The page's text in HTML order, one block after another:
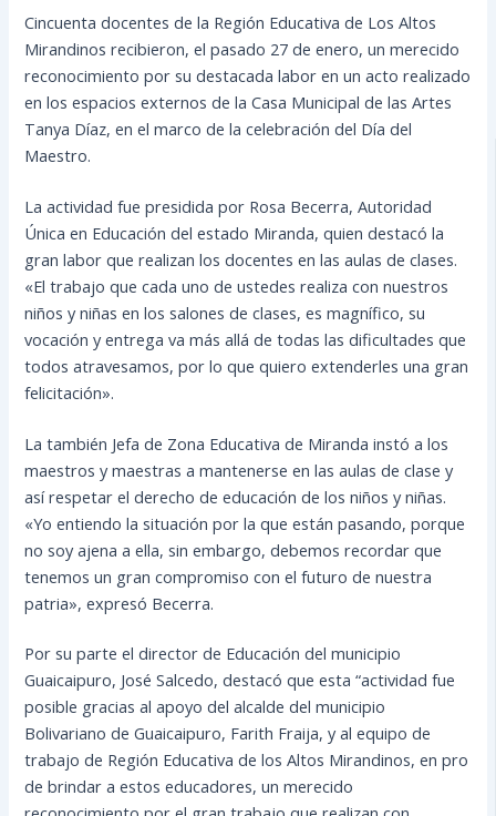
Cincuenta docentes de la Región Educativa de Los Altos
Mirandinos recibieron, el pasado 27 de enero, un merecido
reconocimiento por su destacada labor en un acto realizado
en los espacios externos de la Casa Municipal de las Artes
Tanya Díaz, en el marco de la celebración del Día del
Maestro.
La actividad fue presidida por Rosa Becerra, Autoridad
Única en Educación del estado Miranda, quien destacóla
gran labor que realizan los docentes en las aulas de clases.
«El trabajo que cada uno de ustedes realiza con nuestros
niños y niñas en los salones de clases, es magnífico, su
vocación y entrega va más allá de todas las dificultades que
todos atravesamos, por lo que quiero extenderles una gran
felicitación».
La también Jefa de Zona Educativa de Miranda instó a los
maestros y maestras a mantenerse en las aulas de clase y
así respetar el derecho de educación de los niños y niñas.
«Yo entiendo la situación por la que están pasando, porque
no soy ajena a ella, sin embargo, debemos recordar que
tenemos un gran compromiso con el futuro de nuestra
patria», expresó Becerra.
Por su parte el director de Educación del municipio
Guaicaipuro, José Salcedo, destacó que esta “actividad fue
posible gracias al apoyo del alcalde del municipio
Bolivariano de Guaicaipuro, Farith Fraija, y al equipo de
trabajo de Región Educativa de los Altos Mirandinos, en pro
de brindar a estos educadores, un merecido